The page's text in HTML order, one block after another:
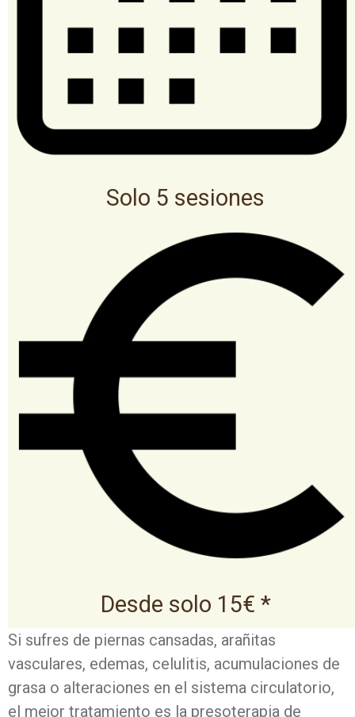
Solo 5 sesiones
Desde solo 15€ *
Si sufres de piernas cansadas, arañitas
vasculares, edemas, celulitis, acumulaciones de
grasa o alteraciones en el sistema circulatorio,
el mejor tratamiento es la presoterapia de